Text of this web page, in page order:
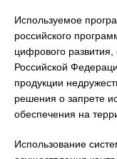
Используемое
российского
цифрового
Российской
продукции
решения о запрете
обеспечения на
Использование